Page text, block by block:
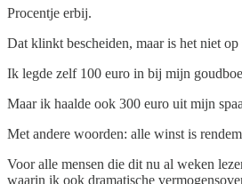
Procentje erbij.
Dat klinkt bescheiden, maar is het niet
Ik legde zelf 100 euro in bij mijn
Maar ik haalde ook 300 euro uit mijn
Met andere woorden: alle winst is
Voor alle mensen die dit nu al weken
waarin ik ook dramatische